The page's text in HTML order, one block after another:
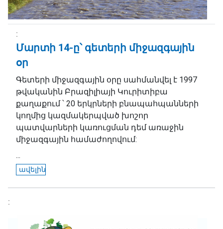
Մարտի 14-ը՝ գետերի միջազգային
օր
Գետերի միջազգային օրը սահմանվել է 1997
թվականին Բրազիլիայի Կուրիտիբա
քաղաքում ՝ 20 երկրների բնապահպանների
կողմից կազմակերպված խոշոր
պատվարների կառուցման դեմ առաջին
միջազգային համաժողովում:
...
ավելին